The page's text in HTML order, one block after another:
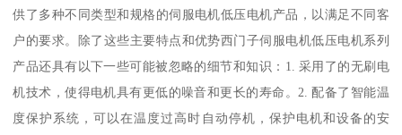
供了多种不同类型和规格的伺服电机低压电机产品，以满足不同客
户的要求。除了这些主要特点和优势西门子伺服电机低压电机系列
产品还具有以下一些可能被忽略的细节和知识：1. 采用了的无刷电
机技术，使得电机具有更低的噪音和更长的寿命。2. 配备了智能温
度保护系统，可以在温度过高时自动停机，保护电机和设备的安